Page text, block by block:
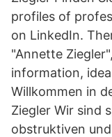
profiles of
on LinkedIn.
"Annette
information,
Willkommen in
Ziegler Wir sind
obstruktiven